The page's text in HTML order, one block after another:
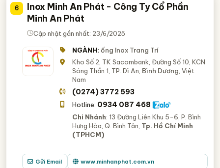
6
Inox Minh An Phát - Công Ty Cổ Phần
Minh An Phát
Cập nhật gần nhất: 23/6/2025
NGÀNH: ống Inox Trang Trí
Kho Số 2, TK Sacombank, Đường Số 10, KCN
Sóng Thần 1, TP. Dĩ An, Bình Dương , Việt
Nam
(0274) 3772 593
Hotline: 0934 087 468
Chi Nhánh: 13 Đường Liên Khu 5-6, P. Bình
Hưng Hòa, Q. Bình Tân, Tp. Hồ Chí Minh
(TPHCM)
Gửi Email www.minhanphat.com.vn